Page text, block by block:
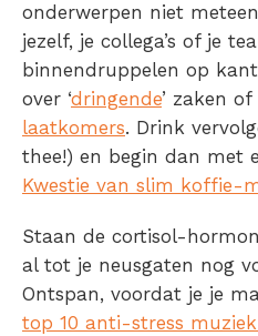
onderwerpen niet
jezelf, je collega’s of je
binnendruppelen op
over ‘dringende’ zaken
laatkomers. Drink
thee!) en begin dan met
Kwestie van slim koffie-
Staan de cortisol-
al tot je neusgaten nog
Ontspan, voordat je je
top 10 anti-stress